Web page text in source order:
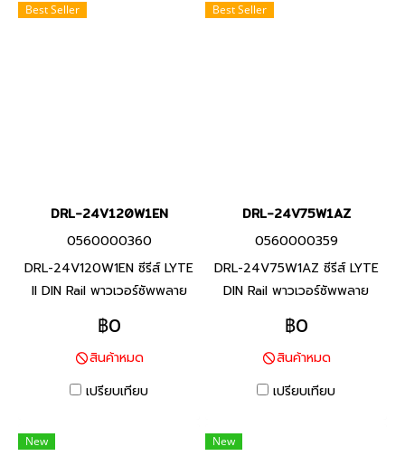
เหล็ก สินค้ารับประกัน 1 ปี
Best Seller
DRL-24V120W1EN
0560000360
DRL-24V120W1EN ซีรีส์ LYTE
II DIN Rail พาวเวอร์ซัพพลาย
แบรนด์ เดลต้า สินค้าแบรนด์
ไต้หวัน แรงดันอินพุต 90 -
264 VAC แรงดันเอาท์พุต24
VDC พิกัดกำลังไฟ 120 W ติด
฿0
สินค้าหมด
เปรียบเทียบ
Best Seller
DRL-24V75W1AZ
0560000359
DRL-24V75W1AZ ซีรีส์ LYTE
DIN Rail พาวเวอร์ซัพพลาย
แบรนด์ เดลต้า สินค้าแบรนด์
ไต้หวัน แรงดันอินพุต 85- 264
VAC แรงดันเอาท์พุต24 VDC
พิกัดกำลังไฟ 75 W ติดรางดิน
฿0
สินค้าหมด
เปรียบเทียบ
New New